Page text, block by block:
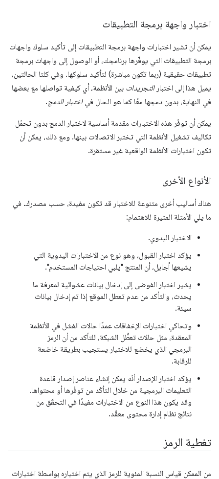
اختبار واجهة برمجة التطبيقات
يمكن أن تشير اختبارات واجهة برمجة التطبيقات إلى تأكيد سلوك واجهات
برمجة التطبيقات التي يوفّرها برنامجك، أو الوصول إلى واجهات برمجة
تطبيقات حقيقية (ربما تكون مباشرة) لتأكيد سلوكها. وفي كلتا الحالتين،
يميل هذا إلى اختبارالتجريدات بين الأنظمة، أي كيفية تواصلها مع بعضها
في النهاية، بدون دمجها معًا كما هو الحال فياختبار الدمج.
يمكن أن توفّر هذه الاختبارات مقدمة أساسية لاختبار الدمج بدون تحمّل
تكاليف تشغيل الأنظمة التي تختبر الاتصالات بينها. ومع ذلك، يمكن أن
تكون اختبارات الأنظمة الواقعية غير مستقرة.
الأنواع الأخرى
هناك أساليب أخرى متنوعة للاختبار قد تكون مفيدة، حسب مصدرك. في
ما يلي الأمثلة المثيرة للاهتمام:
الاختبار اليدوي.
يؤكد اختبار القبول، وهو نوع من الاختبارات اليدوية التي
يشيعها أجايل، أن المنتج "يلبي احتياجات المستخدم".
يشير اختبار الفوضى إلى إدخال بيانات عشوائية لمعرفة ما
يحدث، والتأكد من عدم تعطل الموقع إذا تم إدخال بيانات
سيئة.
وتحاكي اختبارات الإخفاقات عمدًا حالات الفشل في الأنظمة
المعقدة، مثل حالات تعطُّل الشبكة، للتأكد من أن الرمز
البرمجي الذي يخضع للاختبار يستجيب بطريقة خاضعة
للرقابة.
يؤكد اختبار الإصدار أنّه يمكن إنشاء عناصر إصدار قاعدة
التعليمات البرمجية من خلال التأكّد من توفّرها أو محتواها.
وقد يكون هذا النوع من الاختبارات مفيدًا في التحقّق من
نتائج نظام إدارة محتوى معقّد.
تغطية الرمز
من الممكن قياس النسبة المئوية للرمز الذي يتم اختباره بواسطة اختبارات